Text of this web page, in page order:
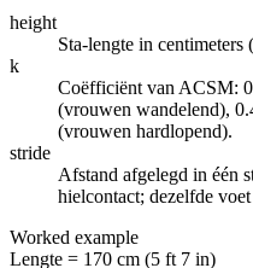
height
Sta-lengte in centimeters
k
Coëfficiënt van ACSM:
(vrouwen wandelend),
(vrouwen hardlopend).
stride
Afstand afgelegd in één
hielcontact; dezelfde
Worked example
Lengte = 170 cm (5 ft 7 in)